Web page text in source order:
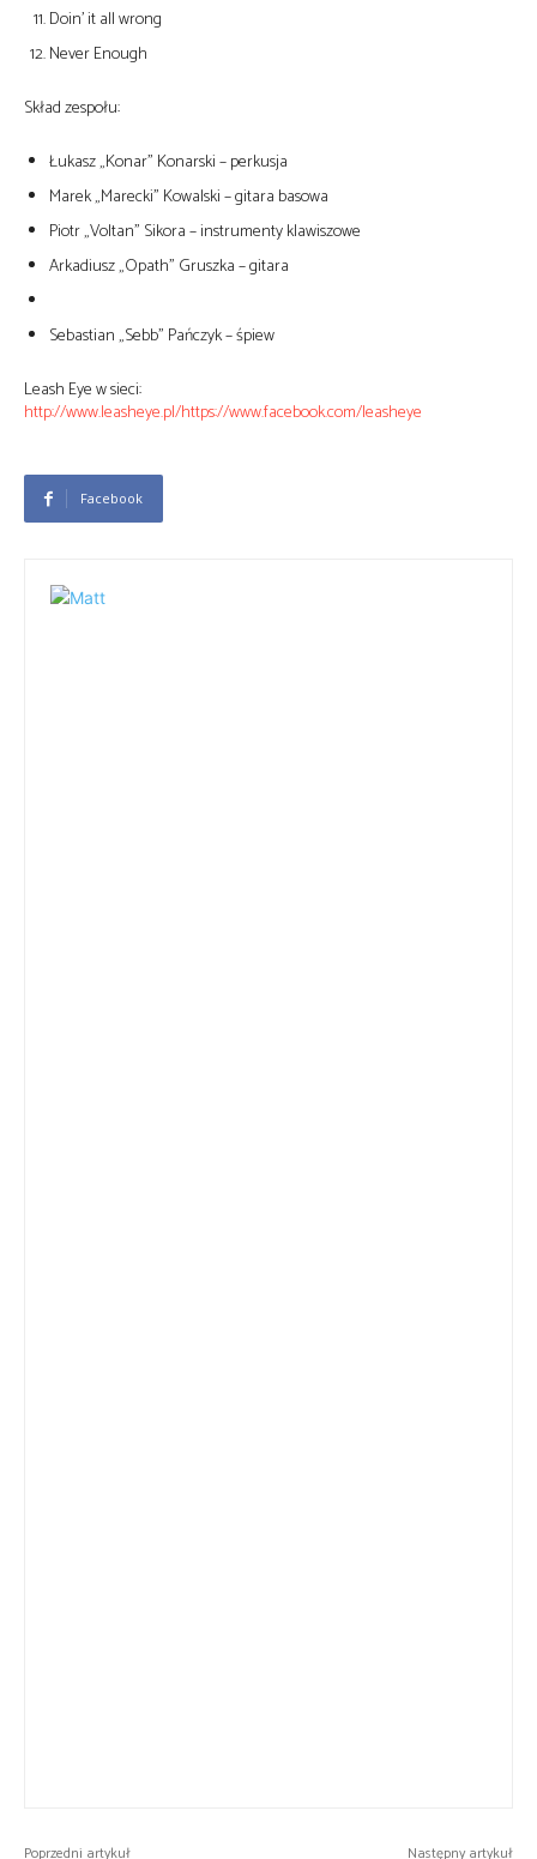
Doin’ it all wrong
Never Enough
Skład zespołu:
Łukasz „Konar” Konarski – perkusja
Marek „Marecki” Kowalski – gitara basowa
Piotr „Voltan” Sikora – instrumenty klawiszowe
Arkadiusz „Opath” Gruszka – gitara
Sebastian „Sebb” Pańczyk – śpiew
Leash Eye w sieci:
http://www.leasheye.pl/https://www.facebook.com/leasheye
Facebook
Poprzedni artykuł Następny artykuł